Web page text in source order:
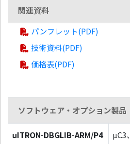
関連資料
パンフレット(PDF)
技術資料(PDF)
価格表(PDF)
ソフトウェア・オプション製品
uITRON-DBGLIB-ARM/P4
µC3